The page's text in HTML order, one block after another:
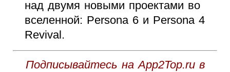
над двумя новыми проектами во
вселенной: Persona 6 и Persona 4
Revival.
Подписывайтесь на App2Top.ru в